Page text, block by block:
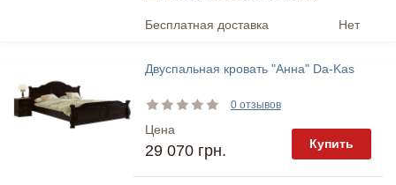
Бесплатная доставка Нет
Двуспальная кровать "Анна" Da-Kas
0 отзывов
Цена
29 070 грн. Купить